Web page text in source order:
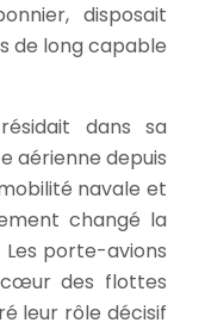
disposait
de long capable
dans sa
aérienne depuis
navale et
changé la
porte-avions
des flottes
leur rôle décisif